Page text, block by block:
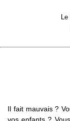
Il fait mauvais ?